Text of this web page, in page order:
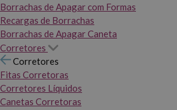
Borrachas de Apagar com Formas
Recargas de Borrachas
Borrachas de Apagar Caneta
Corretores
Corretores
Fitas Corretoras
Corretores Líquidos
Canetas Corretoras